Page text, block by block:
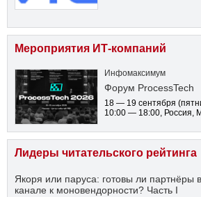
Мероприятия ИТ-компаний
Инфомаксимум
Форум ProcessTech
18 — 19 сентября
10:00 — 18:00, Россия,
Лидеры читательского рейтинга
Якоря или паруса: готовы ли партнёры
канале к моновендорности? Часть I